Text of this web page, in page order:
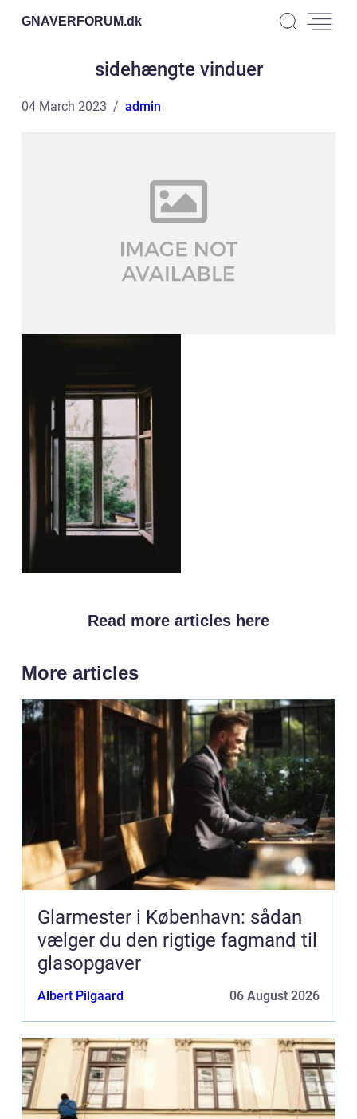
GNAVERFORUM.dk
sidehængte vinduer
04 March 2023 admin
Read more articles here
More articles
Glarmester i København: sådan
vælger du den rigtige fagmand til
glasopgaver
Albert Pilgaard 06 August 2026